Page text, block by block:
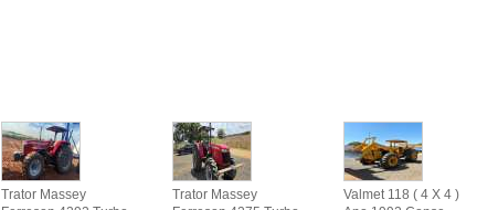
Trator Massey
Trator Massey
Valmet 118 ( 4 X 4 )